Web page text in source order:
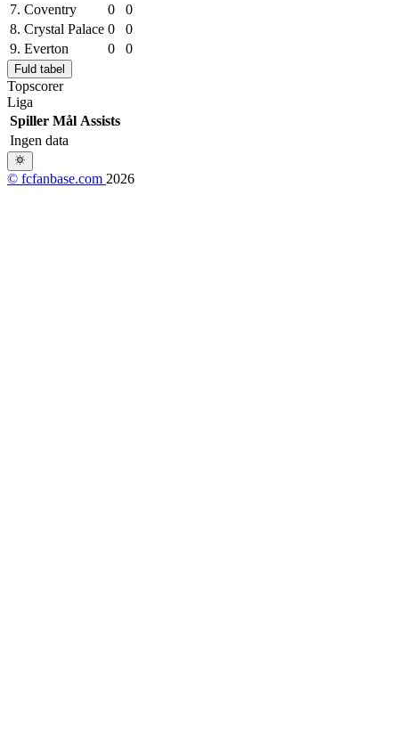
7. Coventry 0
0
8. Crystal Palace 0
0
9. Everton 0 0
Fuld tabel
Topscorer
Liga
Spiller Mål Assists
Ingen data
© fcfanbase.com 2026